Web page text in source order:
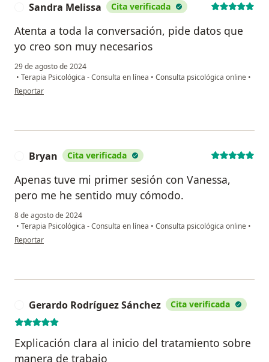
Sandra Melissa Cita verificada
Atenta a toda la conversación, pide datos que
yo creo son muy necesarios
29 de agosto de 2024
• Terapia Psicológica - Consulta en línea • Consulta psicológica online •
en opinión del usuario Sandra Melissa
Reportar
Bryan Cita verificada
Apenas tuve mi primer sesión con Vanessa,
pero me he sentido muy cómodo.
8 de agosto de 2024
• Terapia Psicológica - Consulta en línea • Consulta psicológica online •
en opinión del usuario Bryan
Reportar
Gerardo Rodríguez Sánchez Cita verificada
Explicación clara al inicio del tratamiento sobre
manera de trabajo